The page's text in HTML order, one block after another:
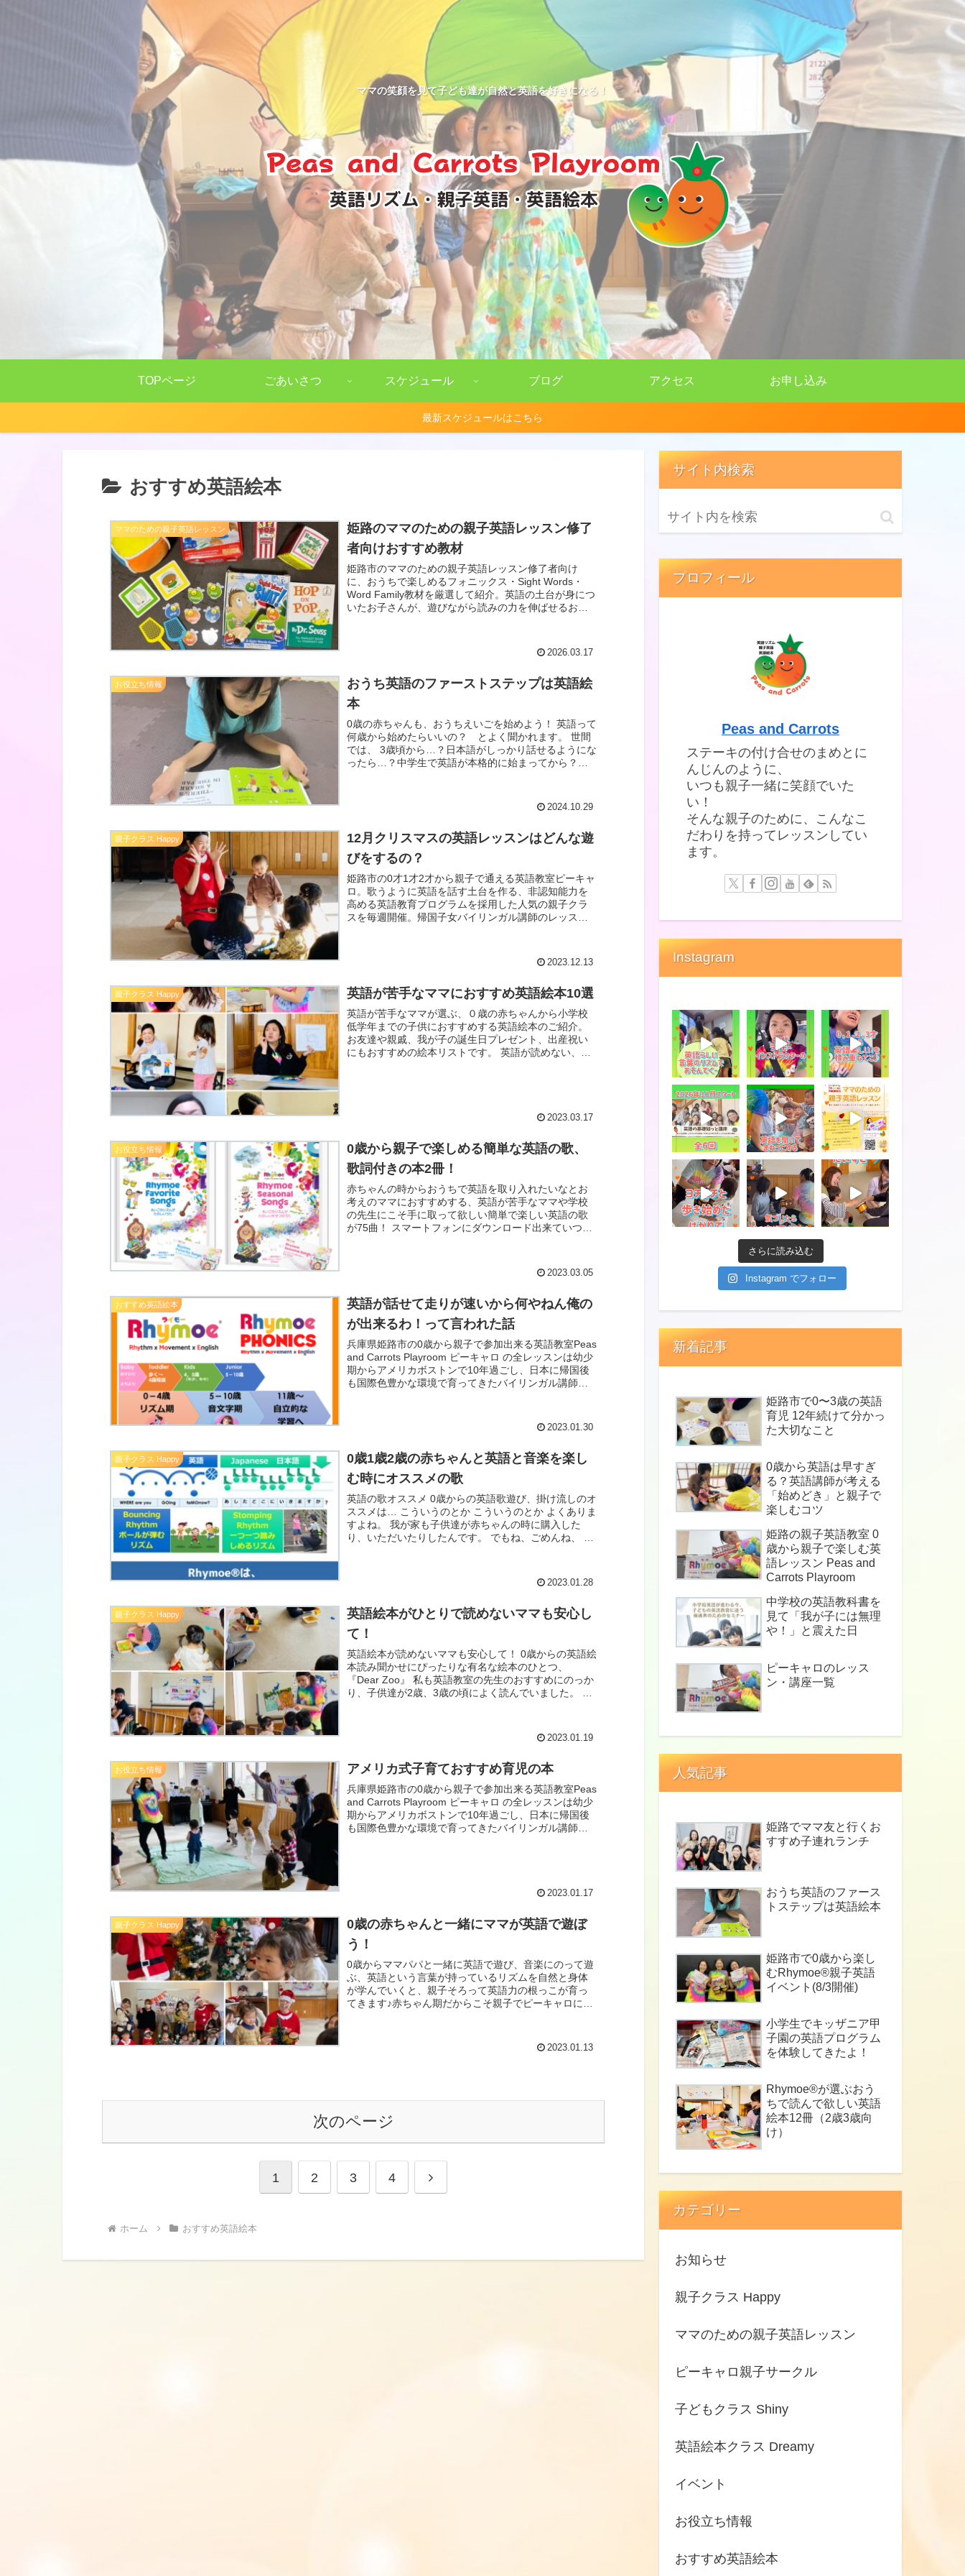
ママの笑顔を見て子ども達が自然と英語を好きになる！
TOPページ ごあいさつ スケジュール ブログ アクセス お申し込み
最新スケジュールはこちら
おすすめ英語絵本
ママのための親子英語レッスン
姫路のママのための親子英語レッスン修了
者向けおすすめ教材
姫路市のママのための親子英語レッスン修了者向け
に、おうちで楽しめるフォニックス・Sight Words・
Word Family教材を厳選して紹介。英語の土台が身につ
いたお子さんが、遊びながら読みの力を伸ばせるおす
2026.03.17
お役立ち情報
おうち英語のファーストステップは英語絵
本
0歳の赤ちゃんも、おうちえいごを始めよう！ 英語って
何歳から始めたらいいの？ とよく聞かれます。 世間
では、 3歳頃から…？日本語がしっかり話せるようにな
ったら…？中学生で英語が本格的に始まってから？
2024.10.29
親子クラス Happy
12月クリスマスの英語レッスンはどんな遊
びをするの？
姫路市の0才1才2才から親子で通える英語教室ピーキャ
ロ。歌うように英語を話す土台を作る、非認知能力を
高める英語教育プログラムを採用した人気の親子クラ
スを毎週開催。帰国子女バイリンガル講師のレッスン
2023.12.13
親子クラス Happy 英語が苦手なママにおすすめ英語絵本10選
英語が苦手なママが選ぶ、０歳の赤ちゃんから小学校
低学年までの子供におすすめする英語絵本のご紹介。
お友達や親戚、我が子の誕生日プレゼント、出産祝い
にもおすすめの絵本リストです。 英語が読めない、単
2023.03.17
お役立ち情報
0歳から親子で楽しめる簡単な英語の歌、
歌詞付きの本2冊！
赤ちゃんの時からおうちで英語を取り入れたいなとお
考えのママにおすすめする、英語が苦手なママや学校
の先生にこそ手に取って欲しい簡単で楽しい英語の歌
が75曲！ スマートフォンにダウンロード出来ていつで
2023.03.05
おすすめ英語絵本
英語が話せて走りが速いから何やねん俺の
が出来るわ！って言われた話
兵庫県姫路市の0歳から親子で参加出来る英語教室Peas
and Carrots Playroom ピーキャロ の全レッスンは幼少
期からアメリカボストンで10年過ごし、日本に帰国後
も国際色豊かな環境で育ってきたバイリンガル講師の
2023.01.30
親子クラス Happy
0歳1歳2歳の赤ちゃんと英語と音楽を楽し
む時にオススメの歌
英語の歌オススメ 0歳からの英語歌遊び、掛け流しのオ
ススメは… こういうのとか こういうのとか よくありま
すよね。 我が家も子供達が赤ちゃんの時に購入した
り、いただいたりしたんです。 でもね、ごめんね、 こ
2023.01.28
親子クラス Happy
英語絵本がひとりで読めないママも安心し
て！
英語絵本が読めないママも安心して！ 0歳からの英語絵
本読み聞かせにぴったりな有名な絵本のひとつ、
『Dear Zoo』 私も英語教室の先生のおすすめにのっか
り、子供達が2歳、3歳の頃によく読んでいました。 先
2023.01.19
お役立ち情報 アメリカ式子育ておすすめ育児の本
兵庫県姫路市の0歳から親子で参加出来る英語教室Peas
and Carrots Playroom ピーキャロ の全レッスンは幼少
期からアメリカボストンで10年過ごし、日本に帰国後
も国際色豊かな環境で育ってきたバイリンガル講師の
2023.01.17
親子クラス Happy
0歳の赤ちゃんと一緒にママが英語で遊ぼ
う！
0歳からママパパと一緒に英語で遊び、音楽にのって遊
ぶ、英語という言葉が持っているリズムを自然と身体
が学んでいくと、親子そろって英語力の根っこが育っ
てきます♪赤ちゃん期だからこそ親子でピーキャロに来
2023.01.13
次のページ
1 2 3 4 次
ホーム おすすめ英語絵本
サイト内検索
プロフィール
Peas and Carrots
ステーキの付け合せのまめとに
んじんのように、
いつも親子一緒に笑顔でいた
い！
そんな親子のために、こんなこ
だわりを持ってレッスンしてい
ます。
Instagram
さらに読み込む
Instagram でフォロー
新着記事
姫路市で0〜3歳の英語
育児 12年続けて分かっ
た大切なこと
0歳から英語は早すぎ
る？英語講師が考える
「始めどき」と親子で
楽しむコツ
姫路の親子英語教室 0
歳から親子で楽しむ英
語レッスン Peas and
Carrots Playroom
中学校の英語教科書を
見て「我が子には無理
や！」と震えた日
ピーキャロのレッス
ン・講座一覧
人気記事
姫路でママ友と行くお
すすめ子連れランチ
おうち英語のファース
トステップは英語絵本
姫路市で0歳から楽し
むRhymoe®親子英語
イベント(8/3開催)
小学生でキッザニア甲
子園の英語プログラム
を体験してきたよ！
Rhymoe®が選ぶおう
ちで読んで欲しい英語
絵本12冊（2歳3歳向
け）
カテゴリー
お知らせ
親子クラス Happy
ママのための親子英語レッスン
ピーキャロ親子サークル
子どもクラス Shiny
英語絵本クラス Dreamy
イベント
お役立ち情報
おすすめ英語絵本